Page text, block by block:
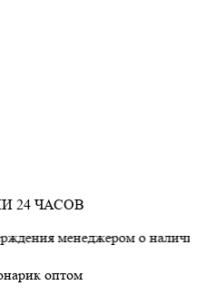
24 ЧАСОВ
менеджером о наличии
оптом